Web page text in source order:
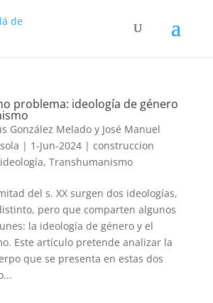
problema: ideología de género
González Melado y José Manuel
| 1-Jun-2024| construccion
ideología, Transhumanismo
del s. XX surgen dos ideologías,
pero que comparten algunos
la ideología de género y el
Este artículo pretende analizar la
que se presenta en estas dos